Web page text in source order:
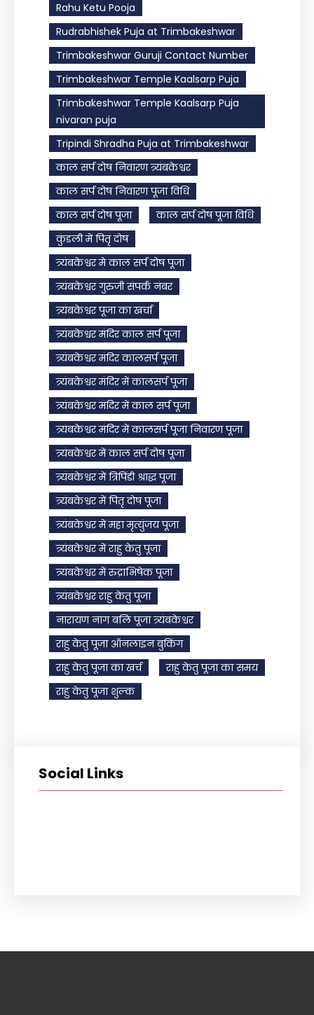
Rahu Ketu Pooja
Rudrabhishek Puja at Trimbakeshwar
Trimbakeshwar Guruji Contact Number
Trimbakeshwar Temple Kaalsarp Puja
Trimbakeshwar Temple Kaalsarp Puja
nivaran puja
Tripindi Shradha Puja at Trimbakeshwar
काल सर्प दोष निवारण त्र्यंबकेश्वर
काल सर्प दोष निवारण पूजा विधि
काल सर्प दोष पूजा
काल सर्प दोष पूजा विधि
कुंडली में पितृ दोष
त्र्यंबकेश्वर मे काल सर्प दोष पूजा
त्र्यंबकेश्वर गुरुजी संपर्क नंबर
त्र्यंबकेश्वर पूजा का खर्चा
त्र्यंबकेश्वर मंदिर काल सर्प पूजा
त्र्यंबकेश्वर मंदिर कालसर्प पूजा
त्र्यंबकेश्वर मंदिर में कालसर्प पूजा
त्र्यंबकेश्वर मंदिर में काल सर्प पूजा
त्र्यंबकेश्वर मंदिर में कालसर्प पूजा निवारण पूजा
त्र्यंबकेश्वर में काल सर्प दोष पूजा
त्र्यंबकेश्वर में त्रिपिंडी श्राद्ध पूजा
त्र्यंबकेश्वर में पितृ दोष पूजा
त्र्यंबकेश्वर में महा मृत्युंजय पूजा
त्र्यंबकेश्वर में राहु केतु पूजा
त्र्यंबकेश्वर में रुद्राभिषेक पूजा
त्र्यंबकेश्वर राहु केतु पूजा
नारायण नाग बलि पूजा त्र्यंबकेश्वर
राहु केतु पूजा ऑनलाइन बुकिंग
राहु केतु पूजा का खर्च
राहु केतु पूजा का समय
राहु केतु पूजा शुल्क
Social Links